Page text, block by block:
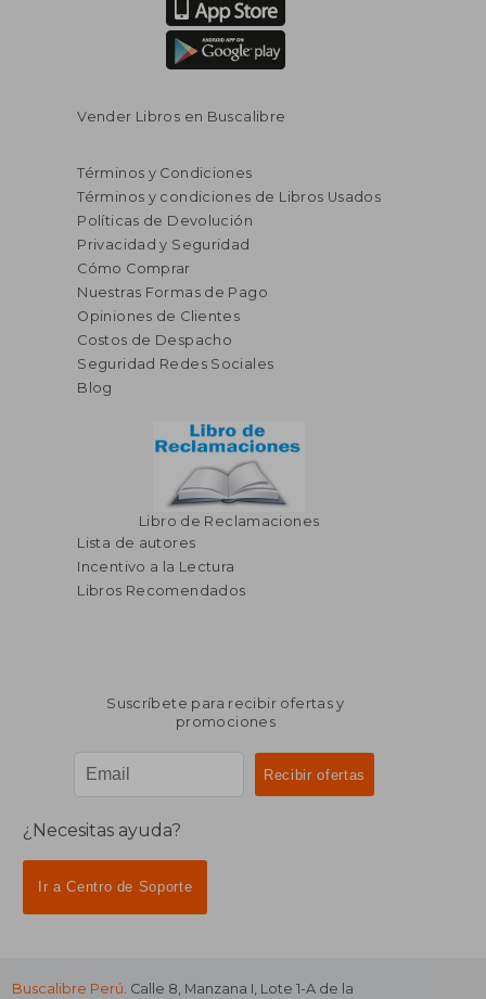
Vender Libros en Buscalibre
Términos y Condiciones
Términos y condiciones de Libros Usados
Políticas de Devolución
Privacidad y Seguridad
Cómo Comprar
Nuestras Formas de Pago
Opiniones de Clientes
Costos de Despacho
Seguridad Redes Sociales
Blog
Libro de Reclamaciones
Lista de autores
Incentivo a la Lectura
Libros Recomendados
Suscríbete para recibir ofertas y
promociones
¿Necesitas ayuda?
Ir a Centro de Soporte
Buscalibre Perú . Calle 8, Manzana I, Lote 1-A de la